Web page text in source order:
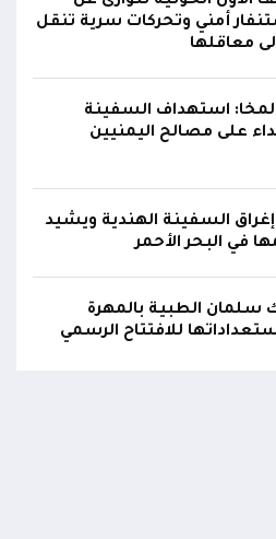
العميد يحيى وحيش قائد
مقاومة وطنية إلى مثواه الأخير
سعودية خلال 24 ساعة بصاروخ باليستي في خليج
أعمال الصيانة أوشكت على
الغاز ستعود تدريجياً لتغطية
أمني وتحركات سرية تنقل
معاقلها
المخا: استهداف السفينة
على مصالح اليمنيين
إغراق السفينة الهندية ويشيد
في البحر الأحمر
سلمان الطبية بالمهرة
للافتتاح الرسمي